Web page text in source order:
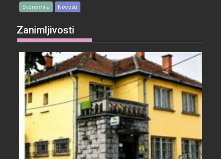
Ekonomija Novosti
Zanimljivosti